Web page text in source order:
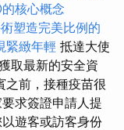
核心概念
塑造完美比例的
緊緻年輕 抵達大使
取最新的安全資
之前，接種疫苗很
求簽證申請人提
遊客或訪客身份